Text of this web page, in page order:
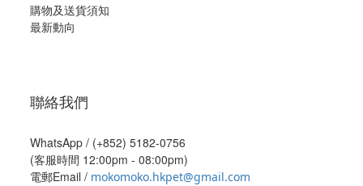
購物及送貨須知
最新動向
聯絡我們
WhatsApp / (+852) 5182-0756
(客服時間 12:00pm - 08:00pm)
電郵Email / mokomoko.hkpet@gmail.com